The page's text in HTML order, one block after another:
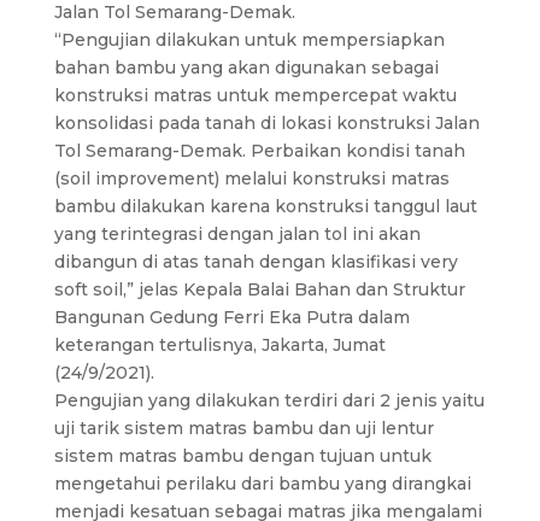
Jalan Tol Semarang-Demak.
“Pengujian dilakukan untuk mempersiapkan
bahan bambu yang akan digunakan sebagai
konstruksi matras untuk mempercepat waktu
konsolidasi pada tanah di lokasi konstruksi Jalan
Tol Semarang-Demak. Perbaikan kondisi tanah
(soil improvement) melalui konstruksi matras
bambu dilakukan karena konstruksi tanggul laut
yang terintegrasi dengan jalan tol ini akan
dibangun di atas tanah dengan klasifikasi very
soft soil,” jelas Kepala Balai Bahan dan Struktur
Bangunan Gedung Ferri Eka Putra dalam
keterangan tertulisnya, Jakarta, Jumat
(24/9/2021).
Pengujian yang dilakukan terdiri dari 2 jenis yaitu
uji tarik sistem matras bambu dan uji lentur
sistem matras bambu dengan tujuan untuk
mengetahui perilaku dari bambu yang dirangkai
menjadi kesatuan sebagai matras jika mengalami